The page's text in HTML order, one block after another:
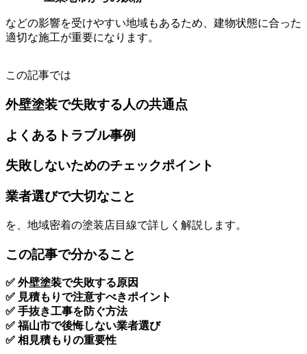
などの影響を受けやすい地域もあるため、建物状態に合った
適切な施工が重要になります。
この記事では
外壁塗装で失敗する人の共通点
よくあるトラブル事例
失敗しないためのチェックポイント
業者選びで大切なこと
を、地域密着の塗装店目線で詳しく解説します。
この記事で分かること
✅ 外壁塗装で失敗する原因
✅ 見積もりで注意すべきポイント
✅ 手抜き工事を防ぐ方法
✅ 福山市で後悔しない業者選び
✅ 相見積もりの重要性